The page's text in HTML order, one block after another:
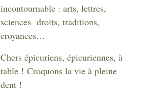
incontournable : arts, lettres,
sciences droits, traditions,
croyances…
Chers épicuriens, épicuriennes, à
table ! Croquons la vie à pleine
dent !